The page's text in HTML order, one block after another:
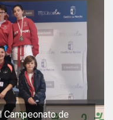
Campeonato de